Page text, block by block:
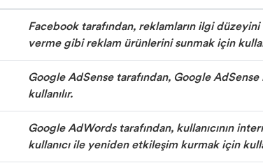
Facebook tarafından, reklamların ilgi
verme gibi reklam ürünlerini sunmak için
Google AdSense tarafından, Google
kullanılır.
Google AdWords tarafından, kullanıcının
kullanıcı ile yeniden etkileşim kurmak için